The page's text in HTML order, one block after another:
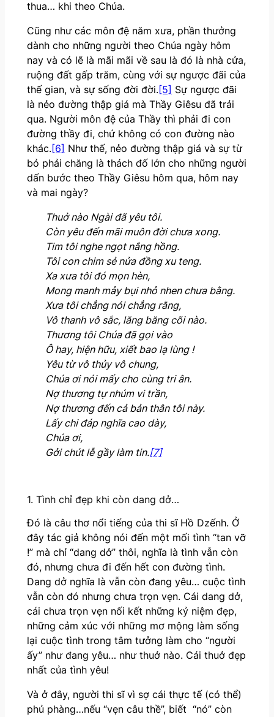
thua… khi theo Chúa.
Cũng như các môn đệ năm xưa, phần thưởng
dành cho những người theo Chúa ngày hôm
nay và có lẽ là mãi mãi về sau là đó là nhà cửa,
ruộng đất gấp trăm, cùng với sự ngược đãi của
thế gian, và sự sống đời đời.[5] Sự ngược đãi
là nẻo đường thập giá mà Thầy Giêsu đã trải
qua. Người môn đệ của Thầy thì phải đi con
đường thầy đi, chứ không có con đường nào
khác.[6] Như thế, nẻo đường thập giá và sự từ
bỏ phải chăng là thách đố lớn cho những người
dấn bước theo Thầy Giêsu hôm qua, hôm nay
và mai ngày?
Thuở nào Ngài đã yêu tôi.
Còn yêu đến mãi muôn đời chưa xong.
Tim tôi nghe ngọt nắng hồng.
Tôi con chim sẻ nửa đồng xu teng.
Xa xưa tôi đó mọn hèn,
Mong manh mảy bụi nhỏ nhen chưa bằng.
Xưa tôi chẳng nói chẳng rằng,
Vô thanh vô sắc, lăng băng cõi nào.
Thương tôi Chúa đã gọi vào
Ô hay, hiện hữu, xiết bao lạ lùng !
Yêu từ vô thủy vô chung,
Chúa ơi nói mấy cho cùng tri ân.
Nợ thương tự nhúm vi trần,
Nợ thương đến cả bản thân tôi này.
Lấy chi đáp nghĩa cao dày,
Chúa ơi,
Gởi chút lễ gầy làm tin.[7]
1. Tình chỉ đẹp khi còn dang dở…
Đó là câu thơ nổi tiếng của thi sĩ Hồ Dzếnh. Ở
đây tác giả không nói đến một mối tình “tan vỡ
!” mà chỉ “dang dở” thôi, nghĩa là tình vẫn còn
đó, nhưng chưa đi đến hết con đường tình.
Dang dở nghĩa là vẫn còn đang yêu… cuộc tình
vẫn còn đó nhưng chưa trọn vẹn. Cái dang dở,
cái chưa trọn vẹn nối kết những kỷ niệm đẹp,
những cảm xúc với những mơ mộng làm sống
lại cuộc tình trong tâm tưởng làm cho “người
ấy” như đang yêu… như thuở nào. Cái thuở đẹp
nhất của tình yêu!
Và ở đây, người thi sĩ vì sợ cái thực tế (có thể)
phủ phàng…nếu “vẹn câu thề”, biết “nó” còn